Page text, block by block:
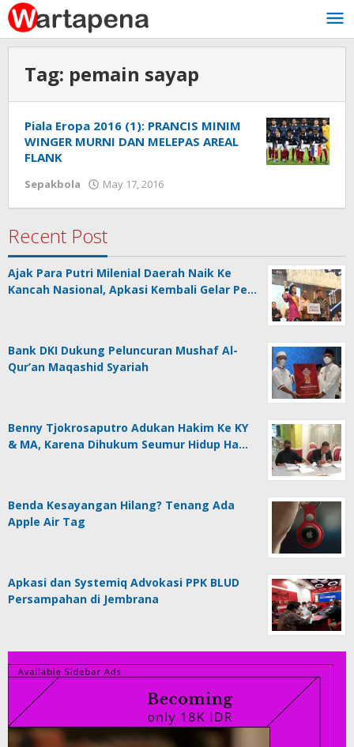
Skip
to
content
Tag: pemain sayap
Piala Eropa 2016 (1): PRANCIS MINIM
WINGER MURNI DAN MELEPAS AREAL
FLANK
Sepakbola May 17, 2016
Recent Post
Ajak Para Putri Milenial Daerah Naik Ke
Kancah Nasional, Apkasi Kembali Gelar Pe…
Bank DKI Dukung Peluncuran Mushaf Al-
Qur’an Maqashid Syariah
Benny Tjokrosaputro Adukan Hakim Ke KY
& MA, Karena Dihukum Seumur Hidup Ha…
Benda Kesayangan Hilang? Tenang Ada
Apple Air Tag
Apkasi dan Systemiq Advokasi PPK BLUD
Persampahan di Jembrana